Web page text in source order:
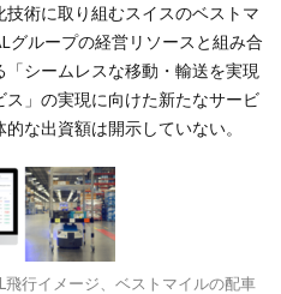
術に取り組むスイスのベストマ
グループの経営リソースと組み合
シームレスな移動・輸送を実現
」の実現に向けた新たなサービ
な出資額は開示していない。
飛行イメージ、ベストマイルの配車